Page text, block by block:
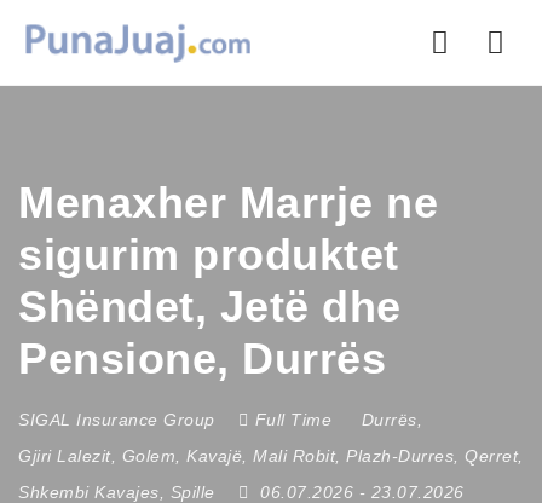
Menaxher Marrje ne
sigurim produktet
Shëndet, Jetë dhe
Pensione, Durrës
SIGAL Insurance Group Full Time Durrës
Gjiri Lalezit
Golem Kavajë Mali Robit Plazh-Durres Qerret
Shkembi Kavajes
Spille 06.07.2026 - 23.07.2026